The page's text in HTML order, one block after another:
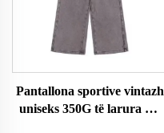
Pantallona sportive vintazh
uniseks 350G të larura me